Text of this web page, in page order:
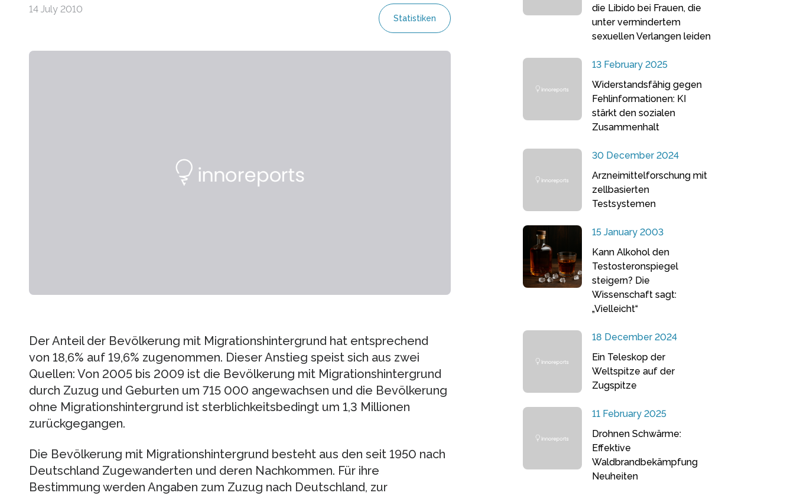
14 July 2010
Statistiken
Der Anteil der Bevölkerung mit Migrationshintergrund hat entsprechend
von 18,6% auf 19,6% zugenommen. Dieser Anstieg speist sich aus zwei
Quellen: Von 2005 bis 2009 ist die Bevölkerung mit Migrationshintergrund
durch Zuzug und Geburten um 715 000 angewachsen und die Bevölkerung
ohne Migrationshintergrund ist sterblichkeitsbedingt um 1,3 Millionen
zurückgegangen.
Die Bevölkerung mit Migrationshintergrund besteht aus den seit 1950 nach
Deutschland Zugewanderten und deren Nachkommen. Für ihre
Bestimmung werden Angaben zum Zuzug nach Deutschland, zur
die Libido bei Frauen, die
unter vermindertem
sexuellen Verlangen leiden
13 February 2025
Widerstandsfähig gegen
Fehlinformationen: KI
stärkt den sozialen
Zusammenhalt
30 December 2024
Arzneimittelforschung mit
zellbasierten
Testsystemen
15 January 2003
Kann Alkohol den
Testosteronspiegel
steigern? Die
Wissenschaft sagt:
„Vielleicht“
18 December 2024
Ein Teleskop der
Weltspitze auf der
Zugspitze
11 February 2025
Drohnen Schwärme:
Effektive
Waldbrandbekämpfung
Neuheiten